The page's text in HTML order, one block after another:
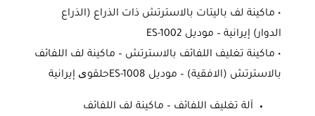
• ماكينة لف باليتات بالاسترتش ذات الذراع (الذراع
الدوار) إيرانية – موديل ES-1002
• ماكينة تغليف اللفائف بالاسترتش – ماكينة لف اللفائف
بالاسترتش (الافقية) – موديل ES-1008حلقوی إيرانية
آلة تغليف اللفائف – ماكينة لف اللفائف